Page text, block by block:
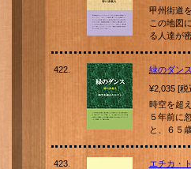
甲州街道
この地図
る人達が
422.
緑のダン
¥2,035 [
時空を超
５年前に
と、６５
423.
エチカ・